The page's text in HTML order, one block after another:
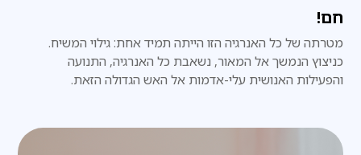
חם!
מטרתה של כל האנרגיה הזו הייתה תמיד אחת: גילוי המשיח.
כניצוץ הנמשך אל המאור, נשאבת כל האנרגיה, התנועה
והפעילות האנושית עלי-אדמות אל האש הגדולה הזאת.